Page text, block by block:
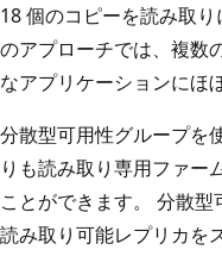
18 個のコピーを読み取
のアプローチでは、複数
なアプリケーションにほ
分散型可用性グループを
りも読み取り専用ファー
ことができます。 分散
読み取り可能レプリカを